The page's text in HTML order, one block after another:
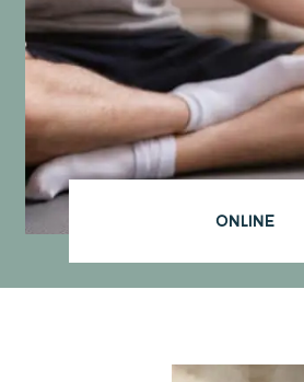
Online